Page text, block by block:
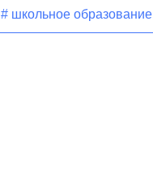
# школьное образование